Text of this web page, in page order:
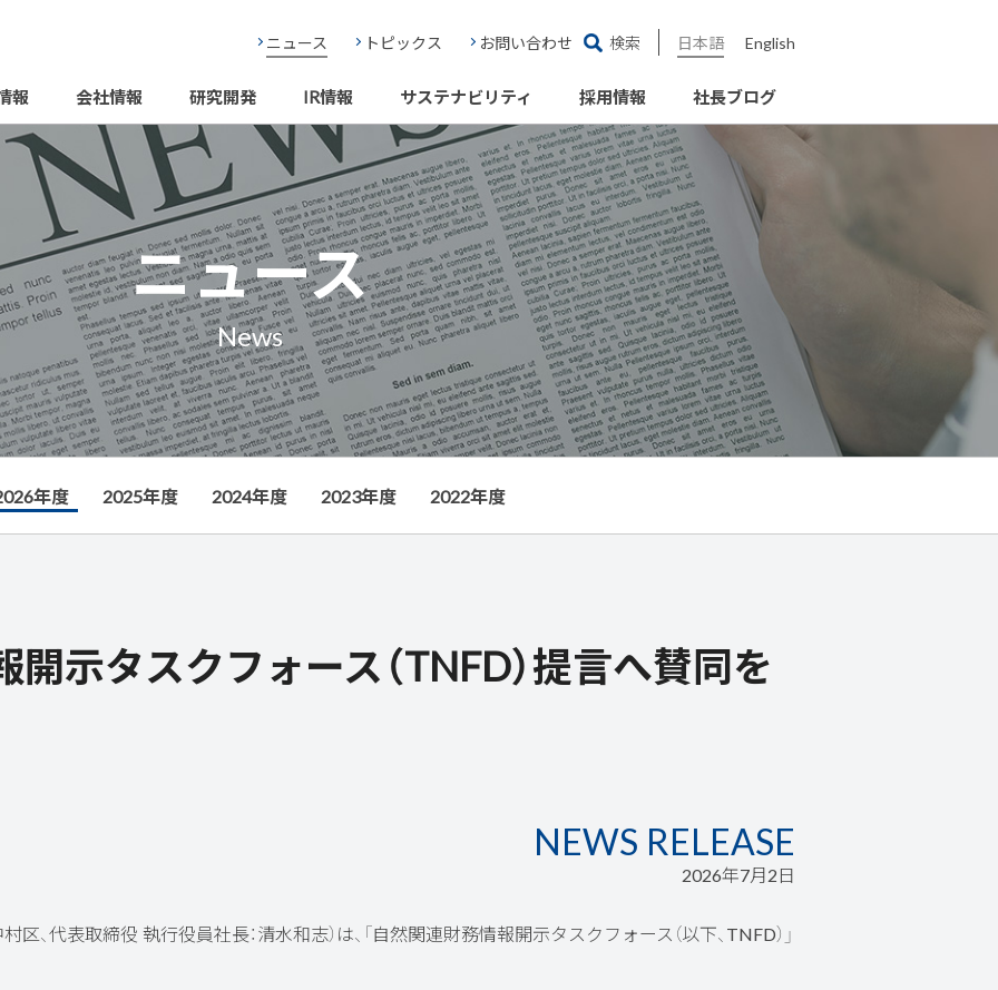
日本語 English
ニュース トピックス お問い合わせ 検索
報 会社情報 研究開発 IR情報 サステナビリティ 採用情報 社長ブログ
ニュース
News
年度 2025年度 2024年度 2023年度 2022年度
示タスクフォース（TNFD）提言へ賛同を
NEWS RELEASE
2026年7月2日
、代表取締役 執行役員社長：清水和志）は、「自然関連財務情報開示タスクフォース（以下、TNFD）」